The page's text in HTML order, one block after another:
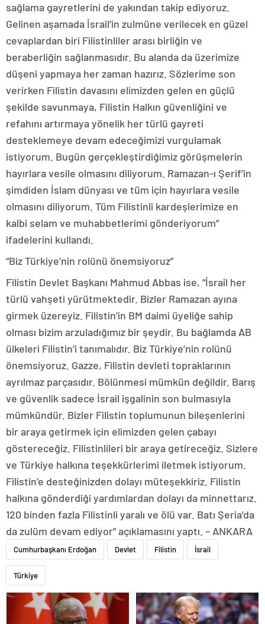
sağlama gayretlerini de yakından takip ediyoruz.
Gelinen aşamada İsrail’in zulmüne verilecek en güzel
cevaplardan biri Filistinliler arası birliğin ve
beraberliğin sağlanmasıdır. Bu alanda da üzerimize
düşeni yapmaya her zaman hazırız. Sözlerime son
verirken Filistin davasını elimizden gelen en güçlü
şekilde savunmaya, Filistin Halkın güvenliğini ve
refahını artırmaya yönelik her türlü gayreti
desteklemeye devam edeceğimizi vurgulamak
istiyorum. Bugün gerçekleştirdiğimiz görüşmelerin
hayırlara vesile olmasını diliyorum. Ramazan-ı Şerif’in
şimdiden İslam dünyası ve tüm için hayırlara vesile
olmasını diliyorum. Tüm Filistinli kardeşlerimize en
kalbi selam ve muhabbetlerimi gönderiyorum”
ifadelerini kullandı.
“Biz Türkiye’nin rolünü önemsiyoruz”
Filistin Devlet Başkanı Mahmud Abbas ise, “İsrail her
türlü vahşeti yürütmektedir. Bizler Ramazan ayına
girmek üzereyiz. Filistin’in BM daimi üyeliğe sahip
olması bizim arzuladığımız bir şeydir. Bu bağlamda AB
ülkeleri Filistin’i tanımalıdır. Biz Türkiye’nin rolünü
önemsiyoruz. Gazze, Filistin devleti topraklarının
ayrılmaz parçasıdır. Bölünmesi mümkün değildir. Barış
ve güvenlik sadece İsrail işgalinin son bulmasıyla
mümkündür. Bizler Filistin toplumunun bileşenlerini
bir araya getirmek için elimizden gelen çabayı
göstereceğiz. Filistinlileri bir araya getireceğiz. Sizlere
ve Türkiye halkına teşekkürlerimi iletmek istiyorum.
Filistin’e desteğinizden dolayı müteşekkiriz. Filistin
halkına gönderdiği yardımlardan dolayı da minnettarız.
120 binden fazla Filistinli yaralı ve ölü var. Batı Şeria’da
da zulüm devam ediyor” açıklamasını yaptı. – ANKARA
Cumhurbaşkanı Erdoğan Devlet Filistin İsrail
Türkiye